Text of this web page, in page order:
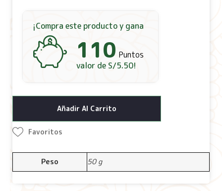
¡Compra este producto y gana
110 Puntos
valor de S/5.50!
Añadir Al Carrito
Favoritos
Peso 50 g